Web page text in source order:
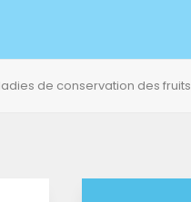
de conservation des fruits